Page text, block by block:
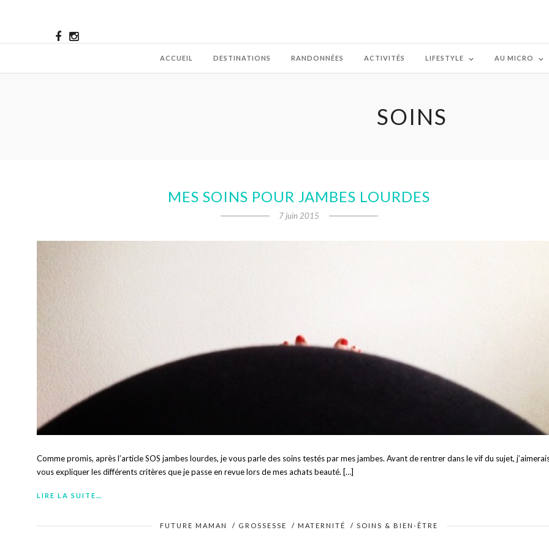
ACCUEIL DESTINATIONS RANDONNÉES ACTIVITÉS LIFESTYLE AU MICRO
SOINS
MES SOINS POUR JAMBES LOURDES
7 juin 2015
Comme promis, après l’article SOS jambes lourdes, je vous parle des soins testés par mes jambes. Avant de rentrer dans le vif du sujet,
vous expliquer les différents critères que je passe en revue lors de mes achats beauté. […]
LIRE LA SUITE…
FUTURE MAMAN / GROSSESSE / MATERNITÉ /SOINS & BIEN-ÊTRE